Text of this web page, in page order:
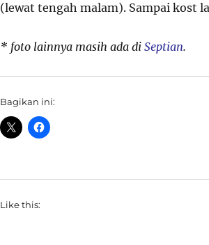
(lewat tengah malam). Sampai kost
* foto lainnya masih ada di Septian.
Bagikan ini:
Like this: